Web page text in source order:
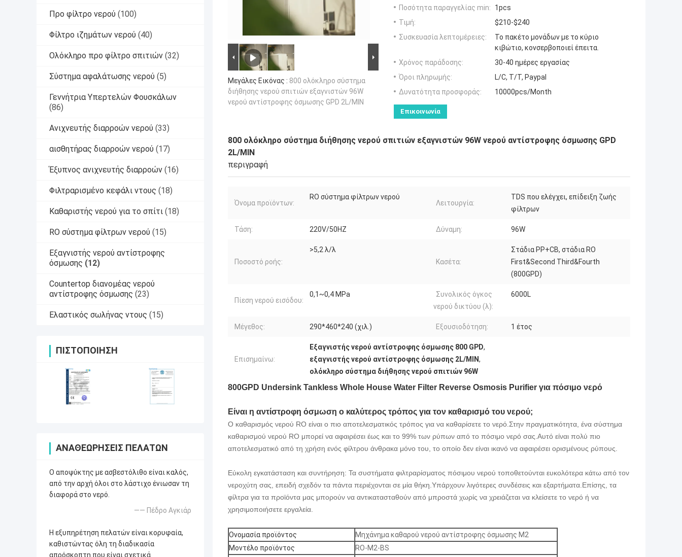
Προ φίλτρο νερού (100)
Φίλτρο ιζημάτων νερού (40)
Ολόκληρο προ φίλτρο σπιτιών (32)
Σύστημα αφαλάτωσης νερού (5)
Γεννήτρια Υπερτελών Φουσκάλων
(86)
Ανιχνευτής διαρροών νερού (33)
αισθητήρας διαρροών νερού (17)
Έξυπνος ανιχνευτής διαρροών (16)
Φιλτραρισμένο κεφάλι ντους (18)
Καθαριστής νερού για το σπίτι (18)
RO σύστημα φίλτρων νερού (15)
Εξαγνιστής νερού αντίστροφης
όσμωσης (12)
Countertop διανομέας νερού
αντίστροφης όσμωσης (23)
Ελαστικός σωλήνας ντους (15)
ΠΙΣΤΟΠΟΊΗΣΗ
ΑΝΑΘΕΩΡΉΣΕΙΣ ΠΕΛΑΤΏΝ
Ο αποψύκτης με ασβεστόλιθο είναι καλός,
από την αρχή όλοι στο λάστιχο ένιωσαν τη
διαφορά στο νερό.
—— Πέδρο Αγκιάρ
Η εξυπηρέτηση πελατών είναι κορυφαία,
καθιστώντας όλη τη διαδικασία
απρόσκοπτη.που είναι σχετικά
Μεγάλες Εικόνας : 800 ολόκληρο σύστημα
διήθησης νερού σπιτιών εξαγνιστών 96W
νερού αντίστροφης όσμωσης GPD 2L/MIN
Ποσότητα παραγγελίας min:
1pcs
Τιμή:
$210-$240
Συσκευασία λεπτομέρειες:
Το πακέτο μονάδων με το κύριο
κιβώτιο, κονσερβοποιεί έπειτα.
Χρόνος παράδοσης:
30-40 ημέρες εργασίας
Όροι πληρωμής:
L/C, T/T, Paypal
Δυνατότητα προσφοράς:
10000pcs/Month
Επικοινωνία
800 ολόκληρο σύστημα διήθησης νερού σπιτιών εξαγνιστών 96W νερού αντίστροφης όσμωσης GPD
2L/MIN
περιγραφή
Όνομα προϊόντων:
RO σύστημα φίλτρων νερού
Λειτουργία:
TDS που ελέγχει, επίδειξη ζωής
φίλτρων
Τάση: 220V/50HZ Δύναμη: 96W
Ποσοστό ροής:
>5,2 λ/λ
Κασέτα:
Στάδια PP+CB, στάδια RO
First&Second Third&Fourth
(800GPD)
Πίεση νερού εισόδου:
0,1~0,4 MPa
Συνολικός όγκος
νερού δικτύου (λ):
6000L
Μέγεθος: 290*460*240 (χιλ.) Εξουσιοδότηση: 1 έτος
Επισημαίνω:
Εξαγνιστής νερού αντίστροφης όσμωσης 800 GPD,
εξαγνιστής νερού αντίστροφης όσμωσης 2L/MIN,
ολόκληρο σύστημα διήθησης νερού σπιτιών 96W
800GPD Undersink Tankless Whole House Water Filter Reverse Osmosis Purifier για πόσιμο νερό
Είναι η αντίστροφη όσμωση ο καλύτερος τρόπος για τον καθαρισμό του νερού;
Ο καθαρισμός νερού RO είναι ο πιο αποτελεσματικός τρόπος για να καθαρίσετε το νερό.Στην πραγματικότητα, ένα σύστημα
καθαρισμού νερού RO μπορεί να αφαιρέσει έως και το 99% των ρύπων από το πόσιμο νερό σας.Αυτό είναι πολύ πιο
αποτελεσματικό από τη χρήση ενός φίλτρου άνθρακα μόνο του, το οποίο δεν είναι ικανό να αφαιρέσει ορισμένους ρύπους.
Εύκολη εγκατάσταση και συντήρηση: Τα συστήματα φιλτραρίσματος πόσιμου νερού τοποθετούνται ευκολότερα κάτω από τον
νεροχύτη σας, επειδή σχεδόν τα πάντα περιέχονται σε μία θήκη.Υπάρχουν λιγότερες συνδέσεις και εξαρτήματα.Επίσης, τα
φίλτρα για τα προϊόντα μας μπορούν να αντικατασταθούν από μπροστά χωρίς να χρειάζεται να κλείσετε το νερό ή να
χρησιμοποιήσετε εργαλεία.
Ονομασία προϊόντος
Μηχάνημα καθαρού νερού αντίστροφης όσμωσης M2
Μοντέλο προϊόντος
RO-M2-BS